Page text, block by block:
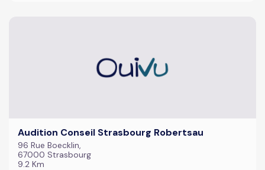
Audition Conseil Strasbourg Robertsau
96 Rue Boecklin,
67000 Strasbourg
9.2 Km